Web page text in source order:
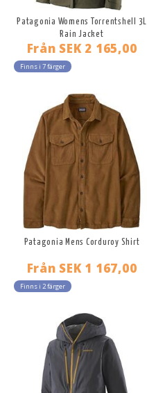
Patagonia Womens Torrentshell 3L
Rain Jacket
Från SEK 2 165,00
Finns i 7 färger
Patagonia Mens Corduroy Shirt
Från SEK 1 167,00
Finns i 2 färger